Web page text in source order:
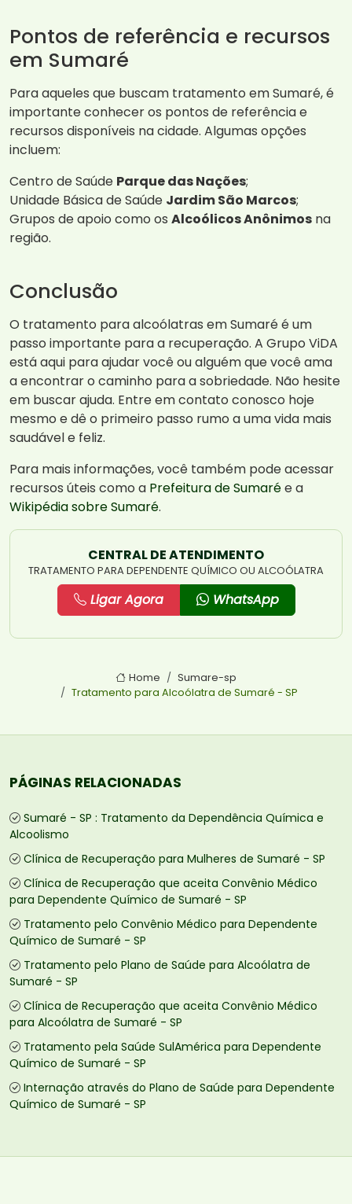
Pontos de referência e recursos
em Sumaré
Para aqueles que buscam tratamento em Sumaré, é
importante conhecer os pontos de referência e
recursos disponíveis na cidade. Algumas opções
incluem:
Centro de Saúde Parque das Nações;
Unidade Básica de Saúde Jardim São Marcos;
Grupos de apoio como os Alcoólicos Anônimos na
região.
Conclusão
O tratamento para alcoólatras em Sumaré é um
passo importante para a recuperação. A Grupo ViDA
está aqui para ajudar você ou alguém que você ama
a encontrar o caminho para a sobriedade. Não hesite
em buscar ajuda. Entre em contato conosco hoje
mesmo e dê o primeiro passo rumo a uma vida mais
saudável e feliz.
Para mais informações, você também pode acessar
recursos úteis como a Prefeitura de Sumarée a
Wikipédia sobre Sumaré.
CENTRAL DE ATENDIMENTO
TRATAMENTO PARA DEPENDENTE QUÍMICO OU ALCOÓLATRA
Ligar Agora WhatsApp
Home
Sumare-sp
Tratamento para Alcoólatra de Sumaré - SP
PÁGINAS RELACIONADAS
Sumaré - SP : Tratamento da Dependência Química e
Alcoolismo
Clínica de Recuperação para Mulheres de Sumaré - SP
Clínica de Recuperação que aceita Convênio Médico
para Dependente Químico de Sumaré - SP
Tratamento pelo Convênio Médico para Dependente
Químico de Sumaré - SP
Tratamento pelo Plano de Saúde para Alcoólatra de
Sumaré - SP
Clínica de Recuperação que aceita Convênio Médico
para Alcoólatra de Sumaré - SP
Tratamento pela Saúde SulAmérica para Dependente
Químico de Sumaré - SP
Internação através do Plano de Saúde para Dependente
Químico de Sumaré - SP